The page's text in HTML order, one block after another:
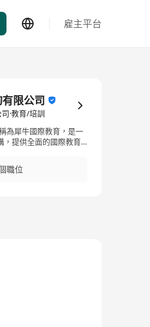
雇主平台
限公司
·教育/培訓
為犀牛國際教育，是一
，提供全面的國際教育
在學科輔導方面，我們
國際課程，擁有豐富經驗
對美國、英國等留學
能提供專業的指導和
known as Rhino
providing
consulting
range includes
職位